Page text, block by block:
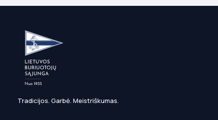
Tradicijos. Garbė. Meistriškumas.